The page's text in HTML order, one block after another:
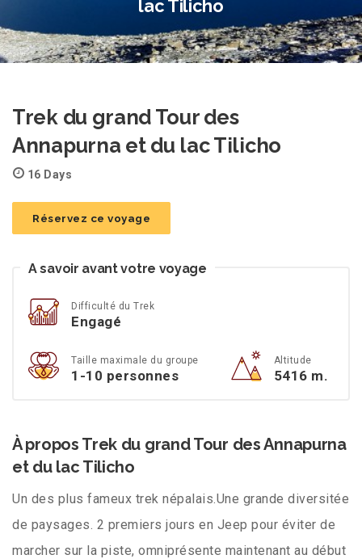
lac Tilicho
Trek du grand Tour des
Annapurna et du lac Tilicho
16 Days
Réservez ce voyage
A savoir avant votre voyage
Difficulté du Trek
Engagé
Taille maximale du groupe
1-10 personnes
Altitude
5416 m.
À propos Trek du grand Tour des Annapurna
et du lac Tilicho
Un des plus fameux trek népalais.Une grande diversitée
de paysages. 2 premiers jours en Jeep pour éviter de
marcher sur la piste, omniprésente maintenant au début